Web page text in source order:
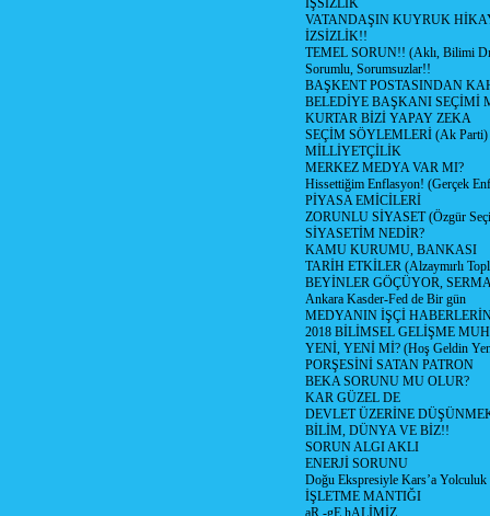
İŞSİZLİK
VATANDAŞIN KUYRUK
İZSİZLİK!!
TEMEL SORUN!! (Aklı, Bilimi
Sorumlu, Sorumsuzlar!!
BAŞKENT POSTASINDAN
BELEDİYE BAŞKANI SEÇİMİ
KURTAR BİZİ YAPAY ZEKA
SEÇİM SÖYLEMLERİ (Ak Parti)
MİLLİYETÇİLİK
MERKEZ MEDYA VAR MI?
Hissettiğim Enflasyon! (Gerçek
PİYASA EMİCİLERİ
ZORUNLU SİYASET (Özgür
SİYASETİM NEDİR?
KAMU KURUMU, BANKASI
TARİH ETKİLER (Alzaymırlı
BEYİNLER GÖÇÜYOR,
Ankara Kasder-Fed de Bir gün
MEDYANIN İŞÇİ
2018 BİLİMSEL GELİŞME
YENİ, YENİ Mİ? (Hoş Geldin
PORŞESİNİ SATAN PATRON
BEKA SORUNU MU OLUR?
KAR GÜZEL DE
DEVLET ÜZERİNE
BİLİM, DÜNYA VE BİZ!!
SORUN ALGI AKLI
ENERJİ SORUNU
Doğu Ekspresiyle Kars’a Yolculuk
İŞLETME MANTIĞI
aR -gE hALİMİZ